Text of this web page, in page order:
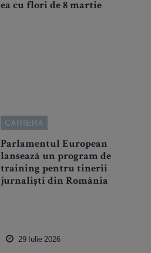
ea cu flori de 8 martie
CARIERA
Parlamentul European
lansează un program de
training pentru tinerii
jurnaliști din România
29 Iulie 2026